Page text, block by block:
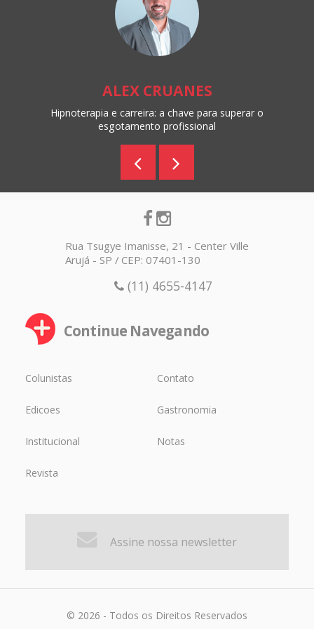
ALEX CRUANES
Hipnoterapia e carreira: a chave para superar o
esgotamento profissional
Rua Tsugye Imanisse, 21 - Center Ville
Arujá - SP / CEP: 07401-130
(11) 4655-4147
Continue Navegando
Colunistas Contato
Edicoes Gastronomia
Institucional Notas
Revista
Assine nossa newsletter
© 2026 - Todos os Direitos Reservados